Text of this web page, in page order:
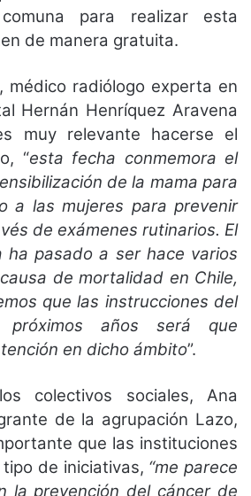
para realizar esta
de manera gratuita.
médico radiólogo experta en
Hernán Henríquez Aravena
muy relevante hacerse el
“esta fecha conmemora el
de la mama para
a las mujeres para prevenir
de exámenes rutinarios. El
ha pasado a ser hace varios
de mortalidad en Chile,
que las instrucciones del
años será que
en dicho ámbito”.
colectivos sociales, Ana
de la agrupación Lazo,
que las instituciones
de iniciativas, “me parece
la prevención del cáncer de